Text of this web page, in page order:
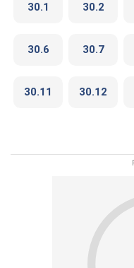
30.1 30.2
30.6 30.7
30.11 30.12